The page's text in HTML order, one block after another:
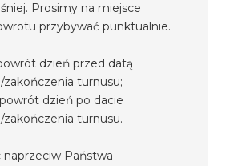
Prosimy na miejsce
przybywać punktualnie.
dzień przed datą
zakończenia turnusu;
dzień po dacie
zakończenia turnusu.
Państwa